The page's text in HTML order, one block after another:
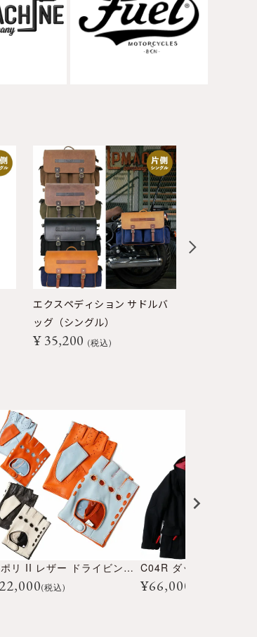
エクスペディション サドルバ
ッグ（シングル）
¥ 35,200 税込
ナポリ II レザー ドライビンググローブ
(税込)
C04R ダッフルコート
¥66,000